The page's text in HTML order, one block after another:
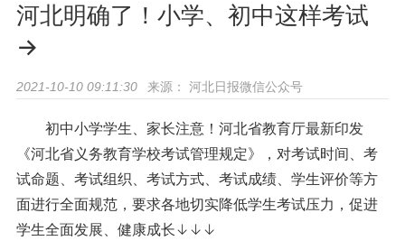
河北明确了！小学、初中这样考试
→
2021-10-10 09:11:30 来源： 河北日报微信公众号
初中小学学生、家长注意！河北省教育厅最新印发
《河北省义务教育学校考试管理规定》，对考试时间、考
试命题、考试组织、考试方式、考试成绩、学生评价等方
面进行全面规范，要求各地切实降低学生考试压力，促进
学生全面发展、健康成长↓↓↓